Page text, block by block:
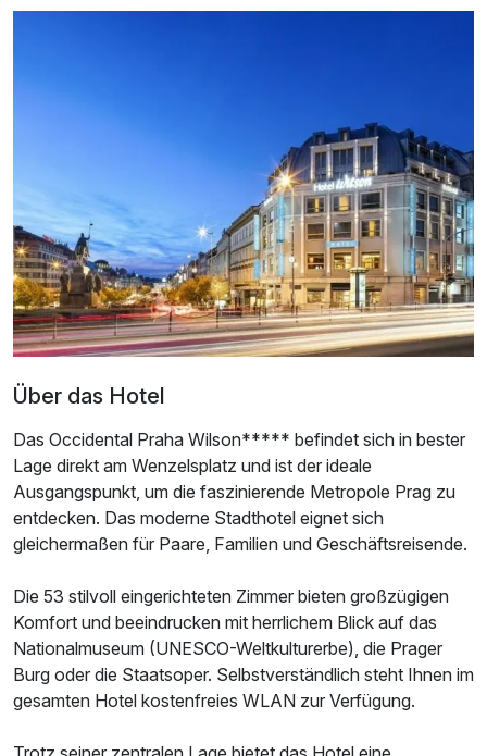
p.P. ab
Über das Hotel
Das Occidental Praha Wilson***** befindet sich in bester
Lage direkt am Wenzelsplatz und ist der ideale
Ausgangspunkt, um die faszinierende Metropole Prag zu
entdecken. Das moderne Stadthotel eignet sich
gleichermaßen für Paare, Familien und Geschäftsreisende.
Die 53 stilvoll eingerichteten Zimmer bieten großzügigen
Komfort und beeindrucken mit herrlichem Blick auf das
Nationalmuseum (UNESCO-Weltkulturerbe), die Prager
Burg oder die Staatsoper. Selbstverständlich steht Ihnen im
gesamten Hotel kostenfreies WLAN zur Verfügung.